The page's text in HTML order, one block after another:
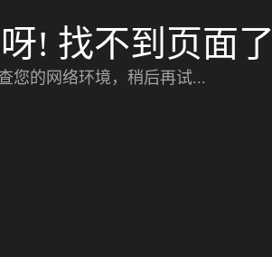
! 找不到页面了
您的网络环境，稍后再试...